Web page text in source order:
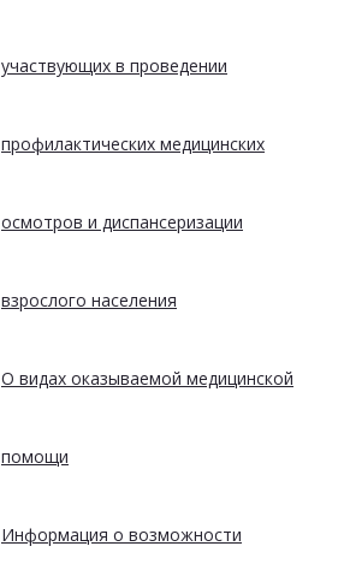
участвующих в проведении
профилактических медицинских
осмотров и диспансеризации
взрослого населения
О видах оказываемой медицинской
помощи
Информация о возможности